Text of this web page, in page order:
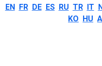
EN FR DE ES RU TR IT
KO HU